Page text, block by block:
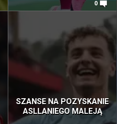
0
SZANSE NA POZYSKANIE
ASLLANIEGO MALEJĄ